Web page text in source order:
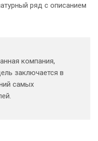
ряд с описанием
компания,
заключается в
самых